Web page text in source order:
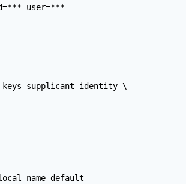
user=***
keys supplicant-identity=\
name=default